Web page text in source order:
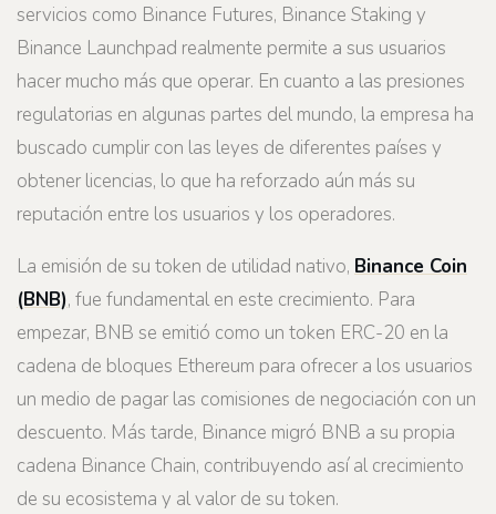
servicios como Binance Futures, Binance Staking y
Binance Launchpad realmente permite a sus usuarios
hacer mucho más que operar. En cuanto a las presiones
regulatorias en algunas partes del mundo, la empresa ha
buscado cumplir con las leyes de diferentes países y
obtener licencias, lo que ha reforzado aún más su
reputación entre los usuarios y los operadores.
La emisión de su token de utilidad nativo, Binance Coin
(BNB), fue fundamental en este crecimiento. Para
empezar, BNB se emitió como un token ERC-20 en la
cadena de bloques Ethereum para ofrecer a los usuarios
un medio de pagar las comisiones de negociación con un
descuento. Más tarde, Binance migró BNB a su propia
cadena Binance Chain, contribuyendo así al crecimiento
de su ecosistema y al valor de su token.